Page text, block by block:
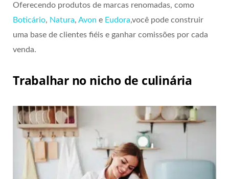
Oferecendo produtos de marcas renomadas, como
Boticário, Natura, Avon e Eudora,você pode construir
uma base de clientes fiéis e ganhar comissões por cada
venda.
Trabalhar no nicho de culinária